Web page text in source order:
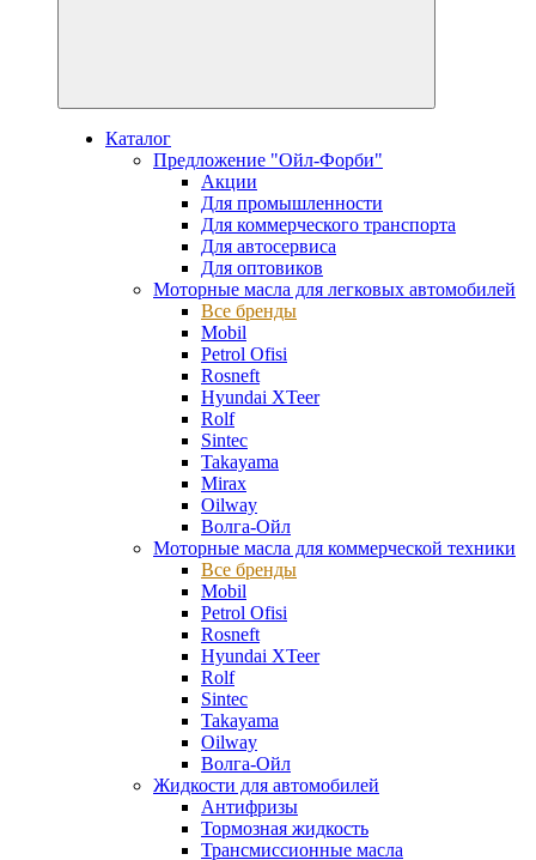
Каталог
Предложение "Ойл-Форби"
Акции
Для промышленности
Для коммерческого транспорта
Для автосервиса
Для оптовиков
Моторные масла для легковых автомобилей
Все бренды
Mobil
Petrol Ofisi
Rosneft
Hyundai XTeer
Rolf
Sintec
Takayama
Mirax
Oilway
Волга-Ойл
Моторные масла для коммерческой техники
Все бренды
Mobil
Petrol Ofisi
Rosneft
Hyundai XTeer
Rolf
Sintec
Takayama
Oilway
Волга-Ойл
Жидкости для автомобилей
Антифризы
Тормозная жидкость
Трансмиссионные масла